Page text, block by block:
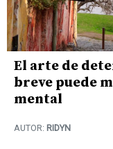
El arte de
breve puede
mental
AUTOR: RIDYN